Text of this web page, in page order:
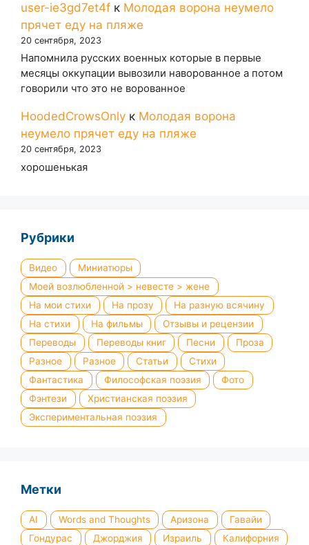
user-ie3gd7et4f к Молодая ворона неумело
прячет еду на пляже
20 сентября, 2023
Напомнила русских военных которые в первые
месяцы оккупации вывозили наворованное а потом
говорили что это не ворованное
HoodedCrowsOnly к Молодая ворона
неумело прячет еду на пляже
20 сентября, 2023
хорошенькая
Рубрики
Видео
Миниатюры
Моей возлюбленной > невесте > жене
На мои стихи
На прозу
На разную всячину
На стихи
На фильмы
Отзывы и рецензии
Переводы
Переводы книг Песни
Проза
Разное
Разное Статьи
Стихи
Фантастика
Философская поэзия
Фото
Фэнтези
Христианская поэзия
Экспериментальная поэзия
Метки
AI Words and Thoughts Аризона
Гавайи
Гондурас
Джорджия Израиль
Калифорния